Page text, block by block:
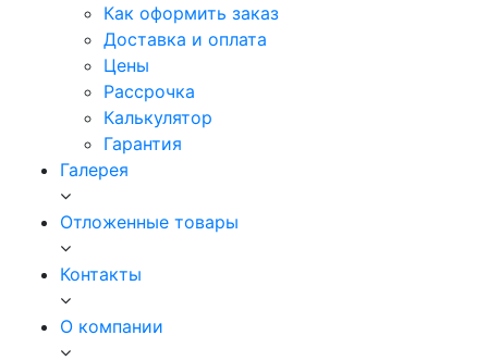
Как оформить заказ
Доставка и оплата
Цены
Рассрочка
Калькулятор
Гарантия
Галерея
Отложенные товары
Контакты
О компании